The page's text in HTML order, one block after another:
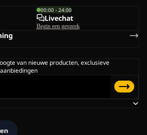
00:00 - 24:00
Livechat
Begin een gesprek
van nieuwe producten, exclusieve